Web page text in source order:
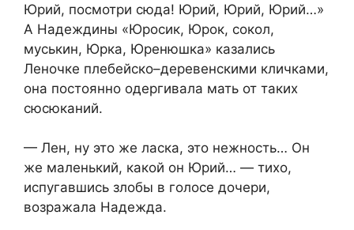
Юрий, посмотри сюда! Юрий, Юрий, Юрий…»
А Надеждины «Юросик, Юрок, сокол,
муськин, Юрка, Юренюшка» казались
Леночке плебейско–деревенскими кличками,
она постоянно одергивала мать от таких
сюсюканий.
— Лен, ну это же ласка, это нежность… Он
же маленький, какой он Юрий… — тихо,
испугавшись злобы в голосе дочери,
возражала Надежда.